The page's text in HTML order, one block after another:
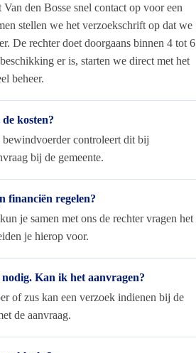
den Bosse snel contact op voor een
stellen we het verzoekschrift op dat we
De rechter doet doorgaans binnen 4 tot 6
er is, starten we direct met het
beheer.
de kosten?
bewindvoerder controleert dit bij
bij de gemeente.
financiën regelen?
je samen met ons de rechter vragen het
je hierop voor.
Kan ik het aanvragen?
of zus kan een verzoek indienen bij de
de aanvraag.